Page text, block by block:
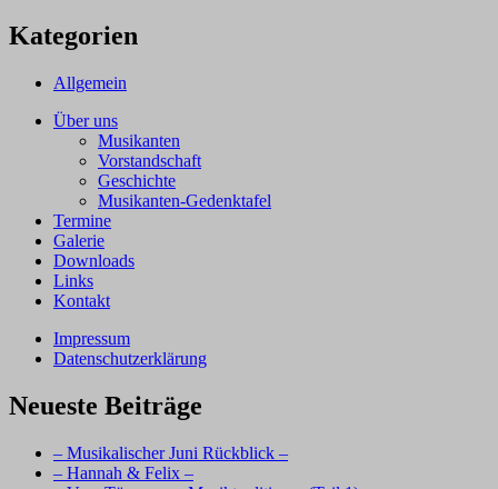
Kategorien
Allgemein
Über uns
Musikanten
Vorstandschaft
Geschichte
Musikanten-Gedenktafel
Termine
Galerie
Downloads
Links
Kontakt
Impressum
Datenschutzerklärung
Neueste Beiträge
– Musikalischer Juni Rückblick –
– Hannah & Felix –